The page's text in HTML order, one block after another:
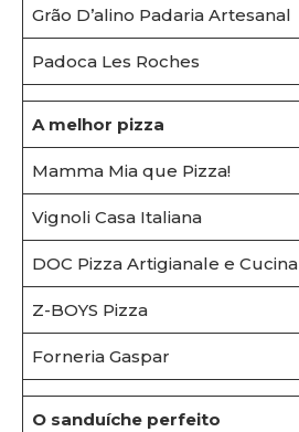
Grão D’alino Padaria Artesanal
Padoca Les Roches
A melhor pizza
Mamma Mia que Pizza!
Vignoli Casa Italiana
DOC Pizza Artigianale e Cucina
Z-BOYS Pizza
Forneria Gaspar
O sanduíche perfeito